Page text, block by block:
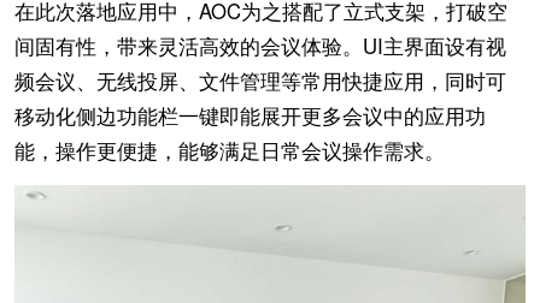
在此次落地应用中，AOC为之搭配了立式支架，打破空
间固有性，带来灵活高效的会议体验。UI主界面设有视
频会议、无线投屏、文件管理等常用快捷应用，同时可
移动化侧边功能栏一键即能展开更多会议中的应用功
能，操作更便捷，能够满足日常会议操作需求。